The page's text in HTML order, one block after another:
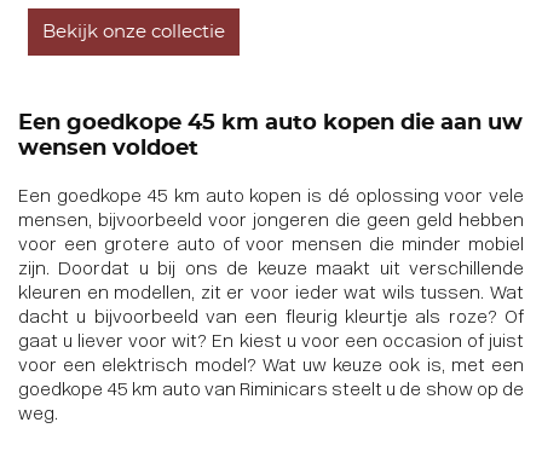
Bekijk onze collectie
Een goedkope 45 km auto kopen die aan uw
wensen voldoet
Een goedkope 45 km auto kopen is dé oplossing voor vele
mensen, bijvoorbeeld voor jongeren die geen geld hebben
voor een grotere auto of voor mensen die minder mobiel
zijn. Doordat u bij ons de keuze maakt uit verschillende
kleuren en modellen, zit er voor ieder wat wils tussen. Wat
dacht u bijvoorbeeld van een fleurig kleurtje als roze? Of
gaat u liever voor wit? En kiest u voor een occasion of juist
voor een elektrisch model ? Wat uw keuze ook is, met een
goedkope 45 km auto van Riminicars steelt u de show op de
weg.